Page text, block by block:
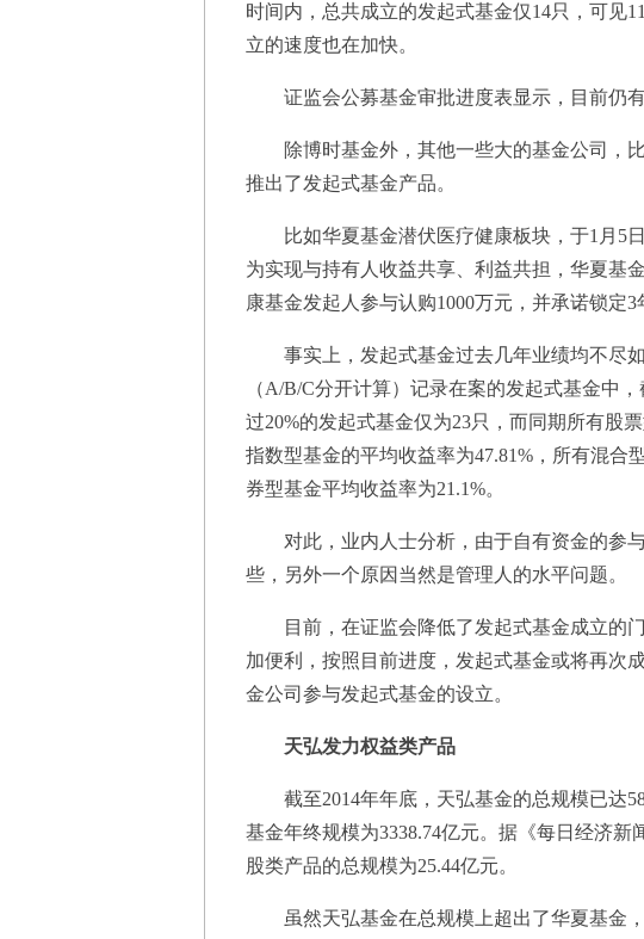
时间内，总共成立的发起式基金仅14只，可见
立的速度也在加快。
证监会公募基金审批进度表显示，目前仍有
除博时基金外，其他一些大的基金公司，比
推出了发起式基金产品。
比如华夏基金潜伏医疗健康板块，于1月5日
为实现与持有人收益共享、利益共担，华夏基
康基金发起人参与认购1000万元，并承诺锁定3
事实上，发起式基金过去几年业绩均不尽如
（A/B/C分开计算）记录在案的发起式基金中
过20%的发起式基金仅为23只，而同期所有股
指数型基金的平均收益率为47.81%，所有混合
券型基金平均收益率为21.1%。
对此，业内人士分析，由于自有资金的参与
些，另外一个原因当然是管理人的水平问题。
目前，在证监会降低了发起式基金成立的门
加便利，按照目前进度，发起式基金或将再次
金公司参与发起式基金的设立。
天弘发力权益类产品
截至2014年年底，天弘基金的总规模已达
基金年终规模为3338.74亿元。据《每日经济
股类产品的总规模为25.44亿元。
虽然天弘基金在总规模上超出了华夏基金